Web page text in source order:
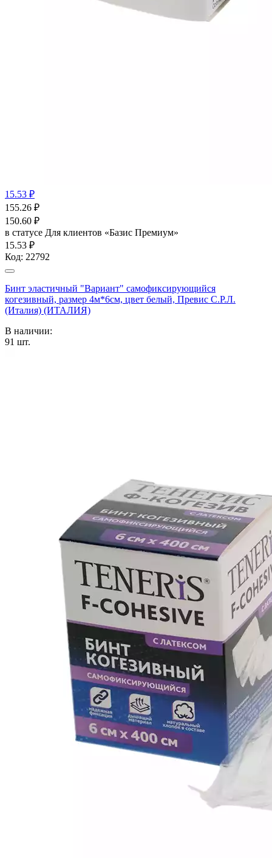
15.53 ₽
155.26 ₽
150.60 ₽
в статусе Для клиентов «Базис Премиум»
15.53 ₽
Код: 22792
Бинт эластичный "Вариант" cамофиксирующийся
когезивный, размер 4м*6см, цвет белый, Превис С.Р.Л.
(Италия) (ИТАЛИЯ)
В наличии:
91 шт.